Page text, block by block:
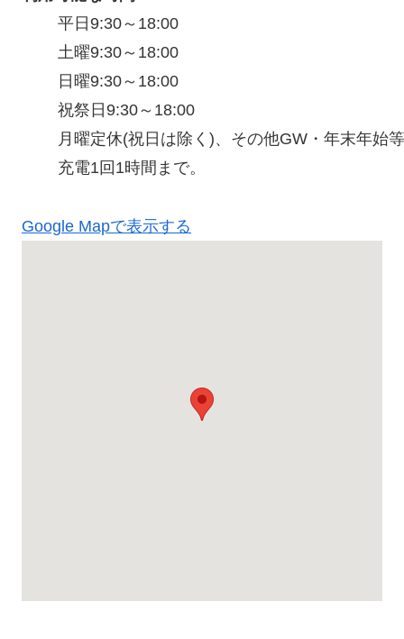
平日9:30～18:00
土曜9:30～18:00
日曜9:30～18:00
祝祭日9:30～18:00
月曜定休(祝日は除く)、その他GW・年末年始
充電1回1時間まで。
Google Mapで表示する